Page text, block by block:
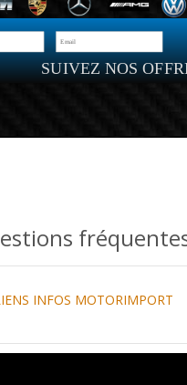
SUIVEZ NOS
INFOS MOTORIMPORT